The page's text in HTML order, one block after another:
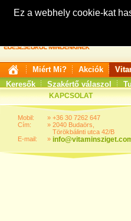
Ez a webhely cookie-kat
Miért Mi? Akciók
Keresők
Szakértő válaszol
KAPCSOLAT
Mobil:
Cím:
E-mail:
»
»
»
+36 30 7262 647
2040 Budaörs,
Törökbálinti utca 42/B